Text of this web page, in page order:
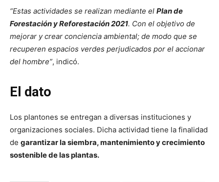
“Estas actividades se realizan mediante el Plan de
Forestación y Reforestación 2021. Con el objetivo de
mejorar y crear conciencia ambiental; de modo que se
recuperen espacios verdes perjudicados por el accionar
del hombre”, indicó.
El dato
Los plantones se entregan a diversas instituciones y
organizaciones sociales. Dicha actividad tiene la finalidad
de garantizar la siembra, mantenimiento y crecimiento
sostenible de las plantas.